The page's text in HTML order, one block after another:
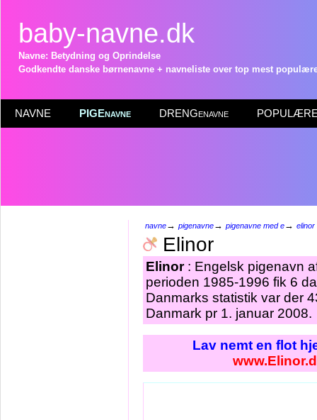
baby-navne.dk
Navne: Betydning og Oprindelse
Godkendte danske børnenavne + navneliste over top mest
NAVNE PIGEnavne DRENGenavne POPULÆRE
navne→ pigenavne→ pigenavne med e→ elinor
Elinor
Elinor: Engelsk pigenavn
perioden 1985-1996 fik 6
Danmarks statistik var der
Danmark pr 1. januar 2008.
Lav nemt en flot